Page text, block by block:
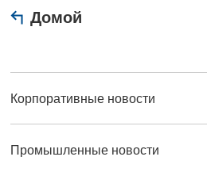
Домой
Корпоративные новости
Промышленные новости